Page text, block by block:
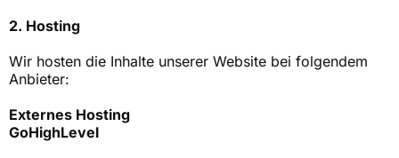
2. Hosting
Wir hosten die Inhalte unserer Website bei folgendem
Anbieter:
Externes Hosting
GoHighLevel